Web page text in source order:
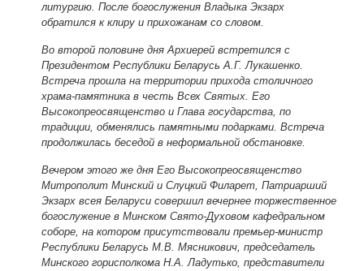
литургию. После богослужения Владыка Экзарх
обратился к клиру и прихожанам со словом.
Во второй половине дня Архиерей встретился с
Президентом Республики Беларусь А.Г. Лукашенко.
Встреча прошла на территории прихода столичного
храма-памятника в честь Всех Святых. Его
Высокопреосвященство и Глава государства, по
традиции, обменялись памятными подарками. Встреча
продолжилась беседой в неформальной обстановке.
Вечером этого же дня Его Высокопреосвященство
Митрополит Минский и Слуцкий Филарет, Патриарший
Экзарх всея Беларуси совершил вечернее торжественное
богослужение в Минском Свято-Духовом кафедральном
соборе, на котором присутствовали премьер-министр
Республики Беларусь М.В. Мясникович, председатель
Минского горисполкома Н.А. Ладутько, представители